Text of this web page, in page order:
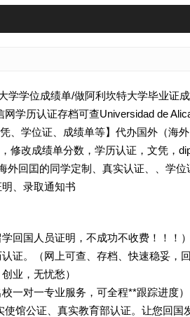
学学位成绩单/做阿利坎特大学毕业证
学历认证存档可查Universidad de
、学位证、成绩单等】代办国外（海
修改成绩单分数，学历认证，文凭，
外回囯的同学定制、真实认证、、学
、录取通知书
回国人员证明，不成功不收费！！！
证。（网上可查、存档、快速稳妥，
创业，无忧愁）
一对一专业服务，可全程**跟踪进度
馆公证、真实教育部认证。让您回国